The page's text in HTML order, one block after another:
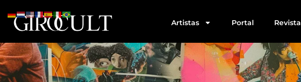
Artistas Portal Revista